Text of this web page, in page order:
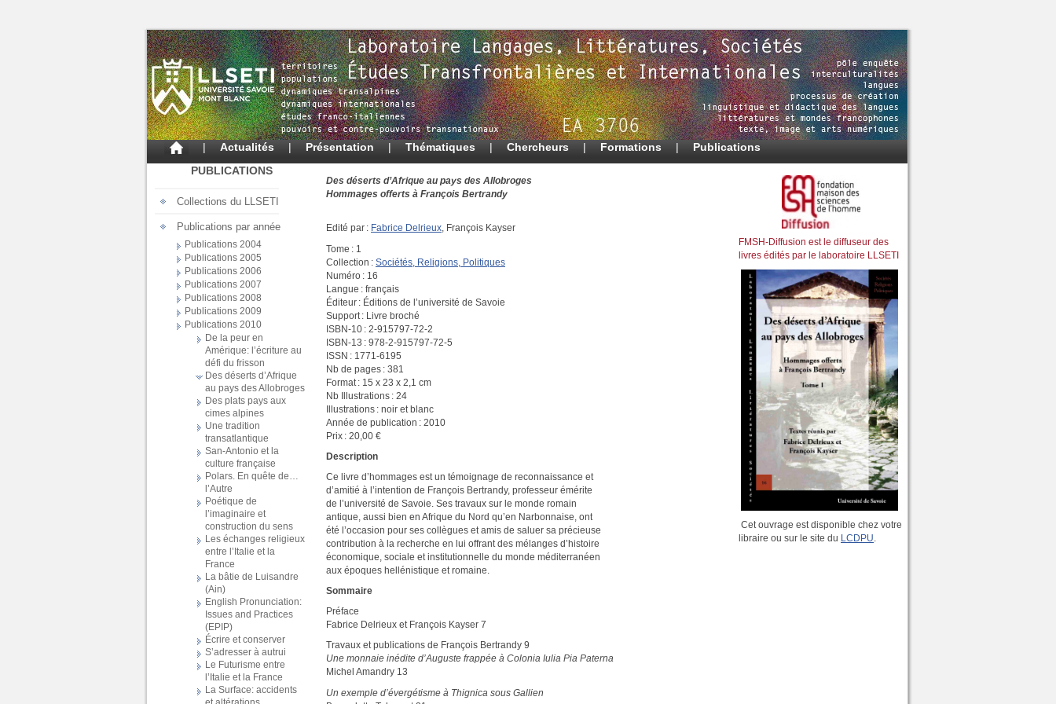
| Actualités | Présentation | Thématiques | Chercheurs | Formations | Publications
PUBLICATIONS
Collections du LLSETI
Publications par année
Publications 2004
Publications 2005
Publications 2006
Publications 2007
Publications 2008
Publications 2009
Publications 2010
De la peur en
Amérique: l’écriture au
défi du frisson
Des déserts d’Afrique
au pays des Allobroges
Des plats pays aux
cimes alpines
Une tradition
transatlantique
San-Antonio et la
culture française
Polars. En quête de…
l’Autre
Poétique de
l’imaginaire et
construction du sens
Les échanges religieux
entre l’Italie et la
France
La bâtie de Luisandre
(Ain)
English Pronunciation:
Issues and Practices
(EPIP)
Écrire et conserver
S’adresser à autrui
Le Futurisme entre
l’Italie et la France
La Surface: accidents
Des déserts d’Afrique au pays des Allobroges
Hommages offerts à François Bertrandy
Edité par : Fabrice Delrieux, François Kayser
Tome : 1
Collection : Sociétés, Religions, Politiques
Numéro : 16
Langue : français
Éditeur : Éditions de l’université de Savoie
Support : Livre broché
ISBN-10 : 2-915797-72-2
ISBN-13 : 978-2-915797-72-5
ISSN : 1771-6195
Nb de pages : 381
Format : 15 x 23 x 2,1 cm
Nb Illustrations : 24
Illustrations : noir et blanc
Année de publication : 2010
Prix : 20,00 €
Description
Ce livre d’hommages est un témoignage de reconnaissance et
d’amitié à l’intention de François Bertrandy, professeur émérite
de l’université de Savoie. Ses travaux sur le monde romain
antique, aussi bien en Afrique du Nord qu’en Narbonnaise, ont
été l’occasion pour ses collègues et amis de saluer sa précieuse
contribution à la recherche en lui offrant des mélanges d’histoire
économique, sociale et institutionnelle du monde méditerranéen
aux époques hellénistique et romaine.
Sommaire
Préface
Fabrice Delrieux et François Kayser 7
Travaux et publications de François Bertrandy 9
Une monnaie inédite d’Auguste frappée à Colonia Iulia Pia Paterna
Michel Amandry 13
Un exemple d’évergétisme à Thignica sous Gallien
FMSH-Diffusion est le diffuseur des
livres édités par le laboratoire LLSETI
Cet ouvrage est disponible chez votre
libraire ou sur le site du LCDPU